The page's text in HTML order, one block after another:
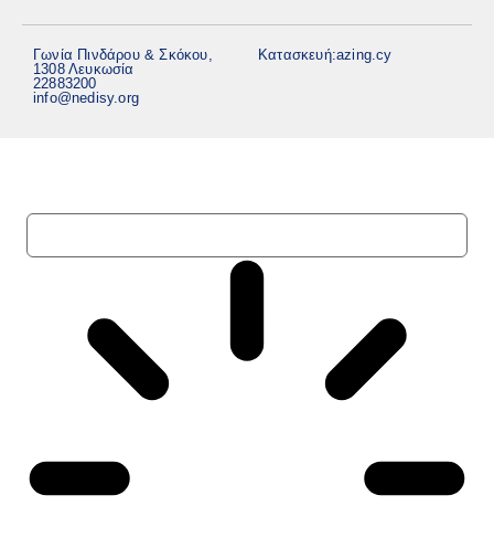
Γωνία Πινδάρου & Σκόκου,
1308 Λευκωσία
22883200
info@nedisy.org
Κατασκευή:azing.cy